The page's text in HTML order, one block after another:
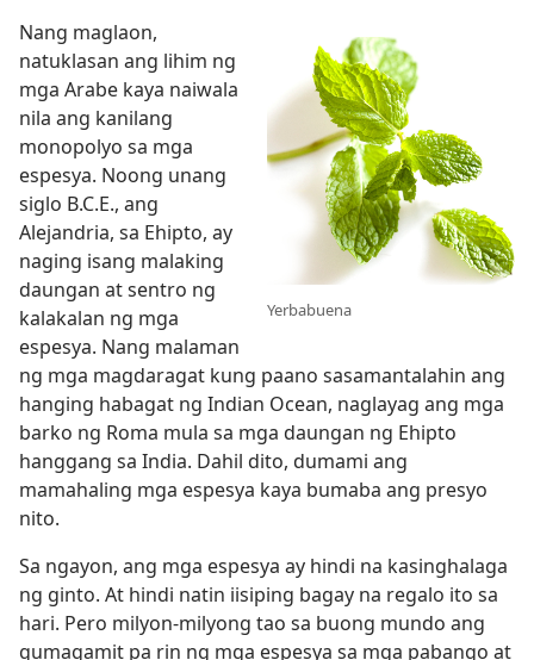
Yerbabuena
Nang maglaon,
natuklasan ang lihim ng
mga Arabe kaya naiwala
nila ang kanilang
monopolyo sa mga
espesya. Noong unang
siglo B.C.E., ang
Alejandria, sa Ehipto, ay
naging isang malaking
daungan at sentro ng
kalakalan ng mga
espesya. Nang malaman
ng mga magdaragat kung paano sasamantalahin ang
hanging habagat ng Indian Ocean, naglayag ang mga
barko ng Roma mula sa mga daungan ng Ehipto
hanggang sa India. Dahil dito, dumami ang
mamahaling mga espesya kaya bumaba ang presyo
nito.
Sa ngayon, ang mga espesya ay hindi na kasinghalaga
ng ginto. At hindi natin iisiping bagay na regalo ito sa
hari. Pero milyon-milyong tao sa buong mundo ang
gumagamit pa rin ng mga espesya sa mga pabango at